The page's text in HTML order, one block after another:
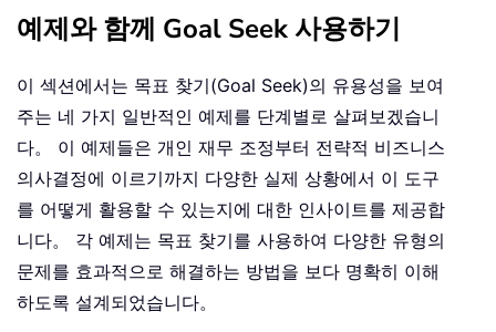
예제와 함께 Goal Seek 사용하기
이 섹션에서는 목표 찾기(Goal Seek)의 유용성을 보여
주는 네 가지 일반적인 예제를 단계별로 살펴보겠습니
다。 이 예제들은 개인 재무 조정부터 전략적 비즈니스
의사결정에 이르기까지 다양한 실제 상황에서 이 도구
를 어떻게 활용할 수 있는지에 대한 인사이트를 제공합
니다。 각 예제는 목표 찾기를 사용하여 다양한 유형의
문제를 효과적으로 해결하는 방법을 보다 명확히 이해
하도록 설계되었습니다。